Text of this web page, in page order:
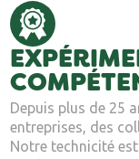
Depuis plus de 25
entreprises, des
Notre technicité